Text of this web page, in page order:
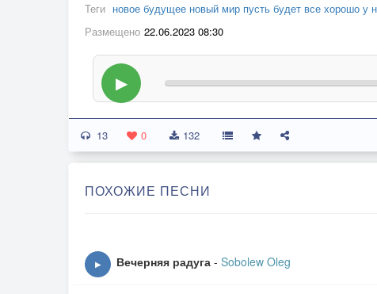
Теги новое будущее новый мир пусть будет все хорошо у
Размещено 22.06.2023 08:30
▶
13 0 132
ПОХОЖИЕ ПЕСНИ
▶ Вечерняя радуга - Sobolew Oleg